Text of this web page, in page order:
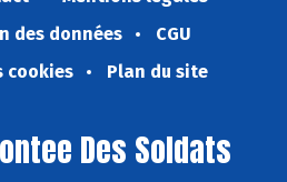
des données
CGU
cookies
Plan du site
Des Soldats